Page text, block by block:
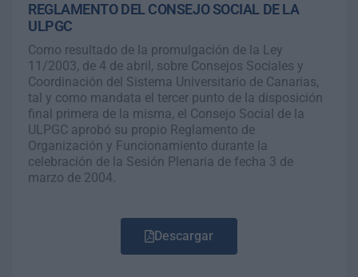
REGLAMENTO DEL CONSEJO SOCIAL DE LA
ULPGC
Como resultado de la promulgación de la Ley
11/2003, de 4 de abril, sobre Consejos Sociales y
Coordinación del Sistema Universitario de Canarias,
tal y como mandata el tercer punto de la disposición
final primera de la misma, el Consejo Social de la
ULPGC aprobó su propio Reglamento de
Organización y Funcionamiento durante la
celebración de la Sesión Plenaria de fecha 3 de
marzo de 2004.
Descargar